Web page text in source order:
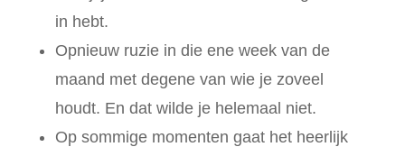
in hebt.
Opnieuw ruzie in die ene week van de
maand met degene van wie je zoveel
houdt. En dat wilde je helemaal niet.
Op sommige momenten gaat het heerlijk